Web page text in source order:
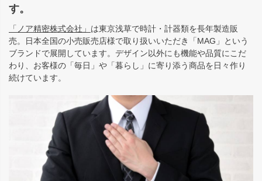
す。
「ノア精密株式会社」 は東京浅草で時計・計器類を長年製造販
売。日本全国の小売販売店様で取り扱いいただき「MAG」という
ブランドで展開しています。デザイン以外にも機能や品質にこだ
わり、お客様の「毎日」や「暮らし」に寄り添う商品を日々作り
続けています。